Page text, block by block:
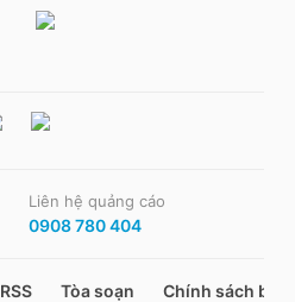
Liên hệ quảng cáo
0908 780 404
RSS Tòa soạn Chính sách bảo